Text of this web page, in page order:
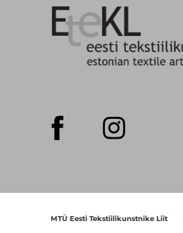
MTÜ Eesti Tekstiilikunstnike Liit